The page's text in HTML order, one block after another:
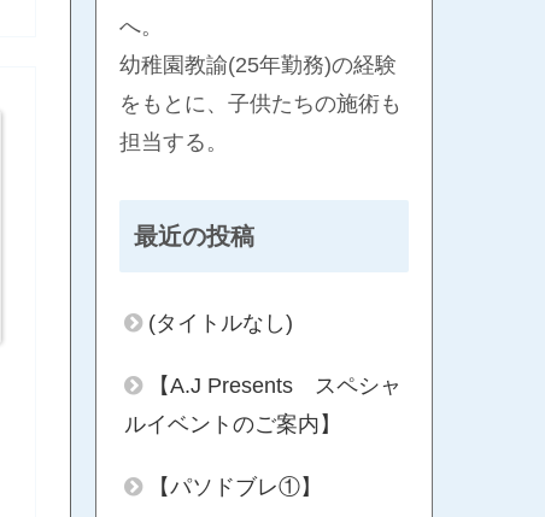
へ。
幼稚園教諭(25年勤務)の経験
をもとに、子供たちの施術も
担当する。
最近の投稿
(タイトルなし)
【A.J Presents スペシャ
ルイベントのご案内】
【パソドブレ①】